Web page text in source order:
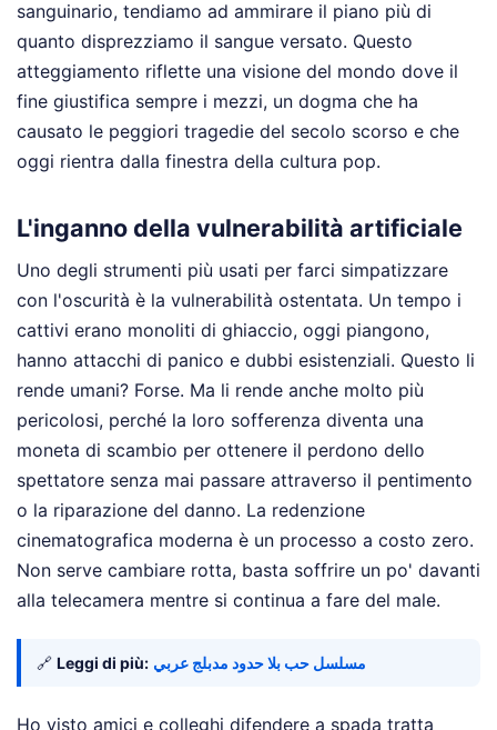
sanguinario, tendiamo ad ammirare il piano più di
quanto disprezziamo il sangue versato. Questo
atteggiamento riflette una visione del mondo dove il
fine giustifica sempre i mezzi, un dogma che ha
causato le peggiori tragedie del secolo scorso e che
oggi rientra dalla finestra della cultura pop.
L'inganno della vulnerabilità artificiale
Uno degli strumenti più usati per farci simpatizzare
con l'oscurità è la vulnerabilità ostentata. Un tempo i
cattivi erano monoliti di ghiaccio, oggi piangono,
hanno attacchi di panico e dubbi esistenziali. Questo li
rende umani? Forse. Ma li rende anche molto più
pericolosi, perché la loro sofferenza diventa una
moneta di scambio per ottenere il perdono dello
spettatore senza mai passare attraverso il pentimento
o la riparazione del danno. La redenzione
cinematografica moderna è un processo a costo zero.
Non serve cambiare rotta, basta soffrire un po' davanti
alla telecamera mentre si continua a fare del male.
🔗 Leggi di più: مسلسل حب بلا حدود مدبلج عربي
Ho visto amici e colleghi difendere a spada tratta